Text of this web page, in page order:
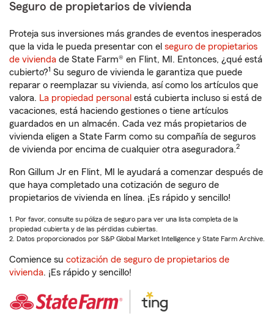
Seguro de propietarios de vivienda
Proteja sus inversiones más grandes de eventos inesperados
que la vida le pueda presentar con el seguro de propietarios
de vivienda de State Farm® en Flint, MI. Entonces, ¿qué está
cubierto?1 Su seguro de vivienda le garantiza que puede
reparar o reemplazar su vivienda, así como los artículos que
valora. La propiedad personal está cubierta incluso si está de
vacaciones, está haciendo gestiones o tiene artículos
guardados en un almacén. Cada vez más propietarios de
vivienda eligen a State Farm como su compañía de seguros
de vivienda por encima de cualquier otra aseguradora.2
Ron Gillum Jr en Flint, MI le ayudará a comenzar después de
que haya completado una cotización de seguro de
propietarios de vivienda en línea. ¡Es rápido y sencillo!
1. Por favor, consulte su póliza de seguro para ver una lista completa de la
propiedad cubierta y de las pérdidas cubiertas.
2. Datos proporcionados por S&P Global Market Intelligence y State Farm Archive.
Comience su cotización de seguro de propietarios de
vivienda. ¡Es rápido y sencillo!